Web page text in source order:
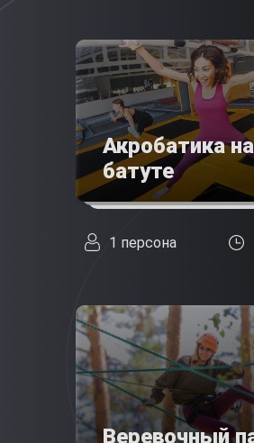
Акробатика на
батуте
1 персона
Веревочный